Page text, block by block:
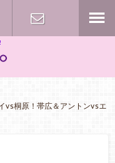
vs桐原！帯広＆アントンvsエ